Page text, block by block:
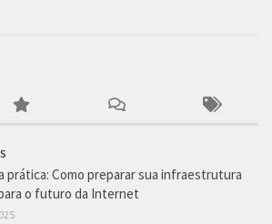
prática: Como preparar sua infraestrutura
o futuro da Internet